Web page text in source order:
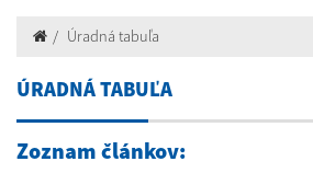
Úradná tabuľa
ÚRADNÁ TABUĽA
Zoznam článkov: